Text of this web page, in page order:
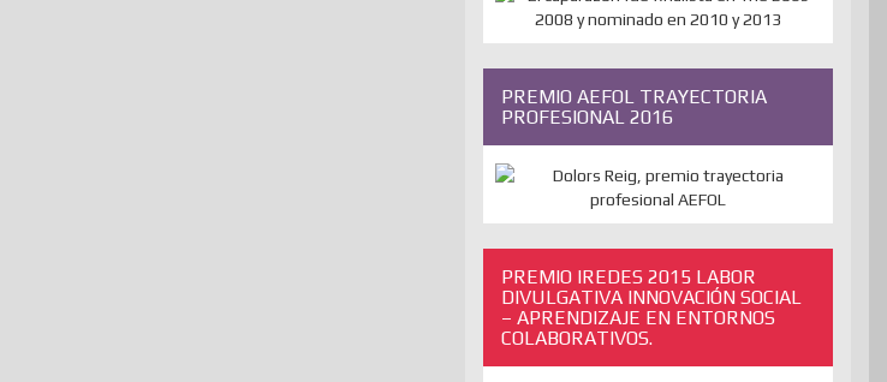
PREMIO AEFOL TRAYECTORIA
PROFESIONAL 2016
PREMIO IREDES 2015 LABOR
DIVULGATIVA INNOVACIÓN SOCIAL
– APRENDIZAJE EN ENTORNOS
COLABORATIVOS.